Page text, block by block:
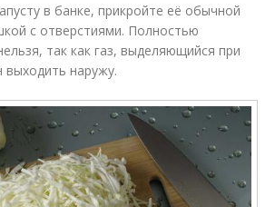
в банке, прикройте её обычной
с отверстиями. Полностью
так как газ, выделяющийся при
наружу.